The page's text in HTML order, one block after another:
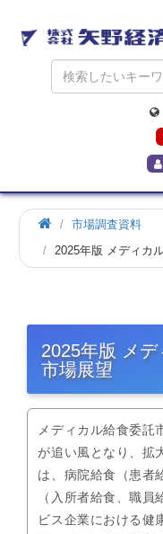
市場調査資料
2025年版 メディカ
2025年版 メ
市場展望
メディカル給食委託
が追い風となり、拡
は、病院給食（患者
（入所者給食、職
ビス企業における健